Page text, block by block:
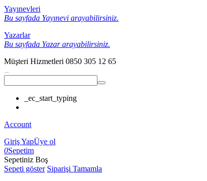
Yayınevleri
Bu sayfada Yayınevi arayabilirsiniz.
Yazarlar
Bu sayfada Yazar arayabilirsiniz.
Müşteri Hizmetleri 0850 305 12 65
_ec_start_typing
Account
Giriş YapÜye ol
0Sepetim
Sepetiniz Boş
Sepeti göster Siparişi Tamamla